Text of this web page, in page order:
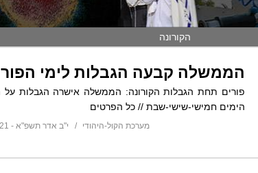
הקורונה
הממשלה קבעה הגבלות לימי
פורים תחת הגבלות הקורונה: הממשלה אישרה הגבלות
הימים חמישי-שישי-שבת // כל הפרטים
מערכת הקול-היהודי י"ב אדר תשפ"א - 24/02/2021